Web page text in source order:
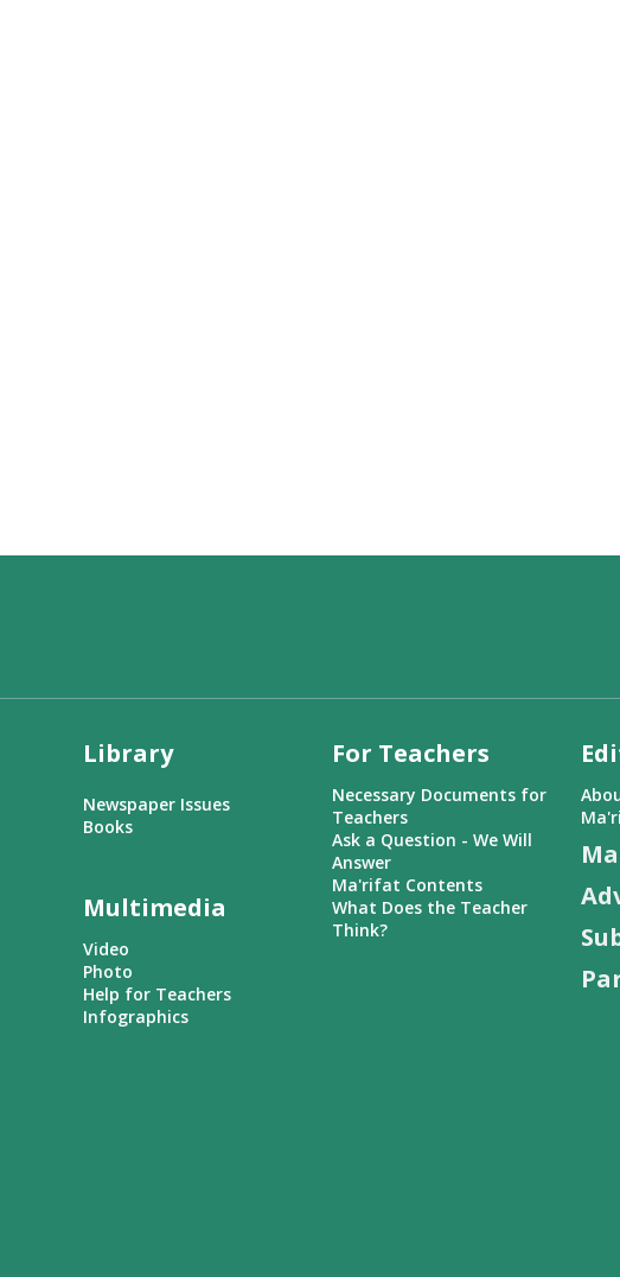
Library
Newspaper Issues
Books
Multimedia
Video
Photo
Help for Teachers
Infographics
For Teachers
Necessary Documents for
Teachers
Ask a Question - We Will
Answer
Ma'rifat Contents
What Does the Teacher
Think?